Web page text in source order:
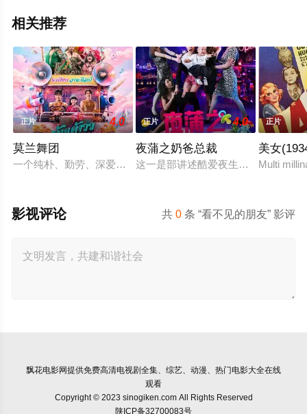
相关推荐
正片 4.0
莫兰舞团
一个纯朴、勤劳、深爱家人的年轻人和他的妹妹过着简朴的生活
正片 4.0
夜蒲之奶爸总裁
这一是部讲述酷爱夜生活的富二代沈
正片
美女
Multi
共0 条 “看不见的朋友” 影评
影视评论
飘花电影网提供免费高清电视剧全集、综艺、动漫、热门电影大全在线
观看
Copyright © 2023 sinogiken.com All Rights Reserved
陕ICP备32700083号